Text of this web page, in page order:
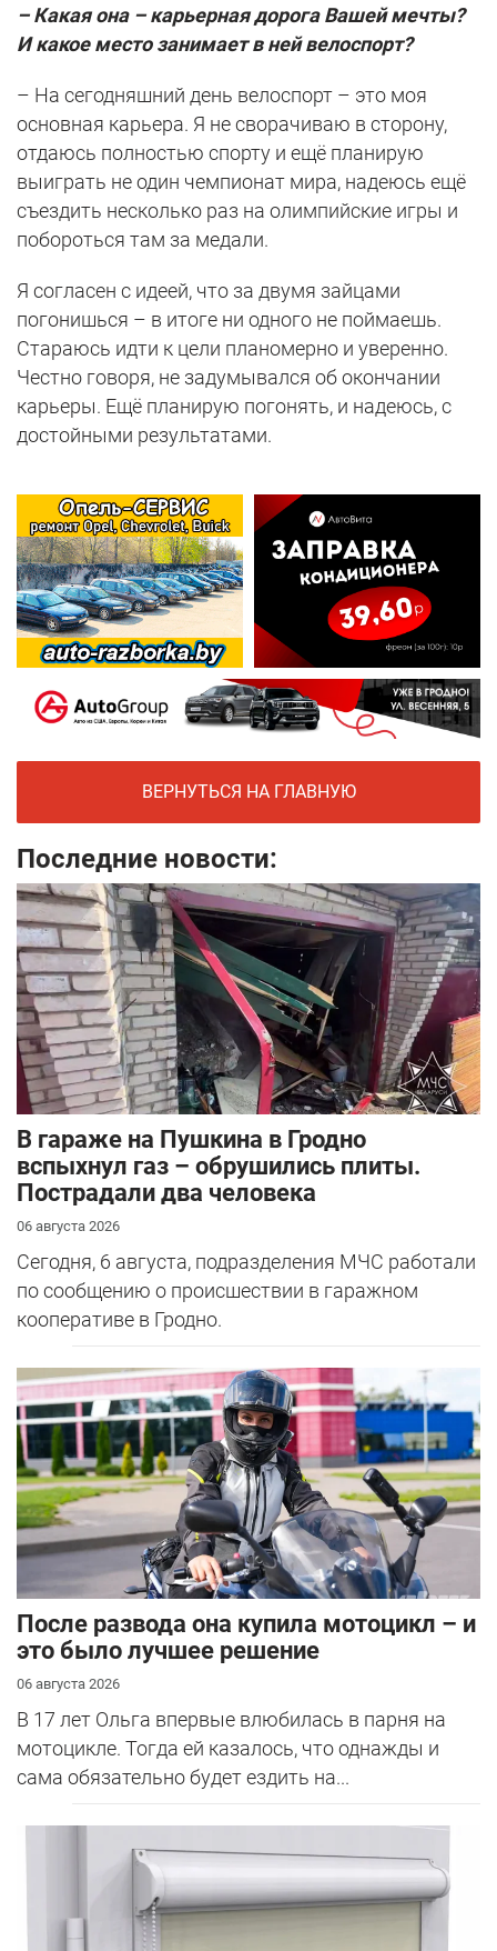
– Какая она – карьерная дорога Вашей мечты?
И какое место занимает в ней велоспорт?
– На сегодняшний день велоспорт – это моя
основная карьера. Я не сворачиваю в сторону,
отдаюсь полностью спорту и ещё планирую
выиграть не один чемпионат мира, надеюсь ещё
съездить несколько раз на олимпийские игры и
побороться там за медали.
Я согласен с идеей, что за двумя зайцами
погонишься – в итоге ни одного не поймаешь.
Стараюсь идти к цели планомерно и уверенно.
Честно говоря, не задумывался об окончании
карьеры. Ещё планирую погонять, и надеюсь, с
достойными результатами.
ВЕРНУТЬСЯ НА ГЛАВНУЮ
Последние новости:
В гараже на Пушкина в Гродно
вспыхнул газ – обрушились плиты.
Пострадали два человека
06 августа 2026
Сегодня, 6 августа, подразделения МЧС работали
по сообщению о происшествии в гаражном
кооперативе в Гродно.
После развода она купила мотоцикл – и
это было лучшее решение
06 августа 2026
В 17 лет Ольга впервые влюбилась в парня на
мотоцикле. Тогда ей казалось, что однажды и
сама обязательно будет ездить на...